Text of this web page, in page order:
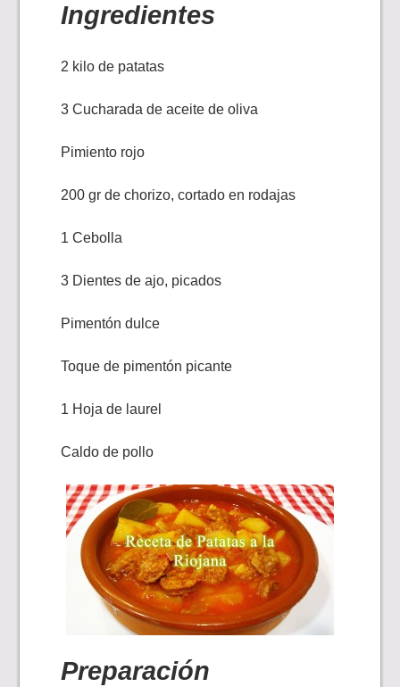
Ingredientes
2 kilo de patatas
3 Cucharada de aceite de oliva
Pimiento rojo
200 gr de chorizo, cortado en rodajas
1 Cebolla
3 Dientes de ajo, picados
Pimentón dulce
Toque de pimentón picante
1 Hoja de laurel
Caldo de pollo
Preparación